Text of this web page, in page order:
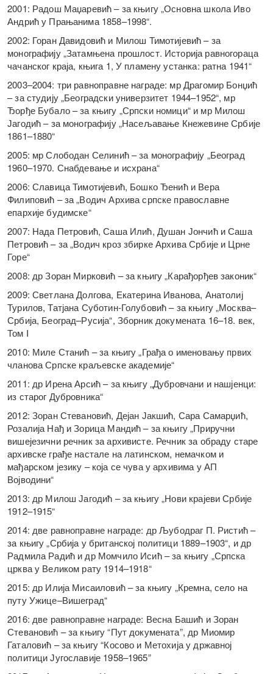
2001: Радош Маџаревић – за књигу „Основна школа Иво
Андрић у Прањанима 1858–1998“.
2002: Горан Давидовић и Милош Тимотијевић – за
монографију „Затамњена прошлост. Историја равногораца
чачанског краја, књига 1, У пламену устанка: ратна 1941“
2003–2004: три равноправне награде: мр Драгомир Бонџић
– за студију „Београдски универзитет 1944–1952“, мр
Ђорђе Бубало – за књигу „Српски номици“ и мр Милош
Јагодић – за монографију „Насељавање Кнежевине Србије
1861–1880“
2005: мр Слободан Селинић – за монографију „Београд
1960–1970. Снабдевање и исхрана“
2006: Славица Тимотијевић, Бошко Ђенић и Вера
Филиповић – за „Водич Архива српске православне
епархије будимске“
2007: Нада Петровић, Саша Илић, Душан Јончић и Саша
Петровић – за „Водич кроз збирке Архива Србије и Црне
Горе“
2008: др Зоран Мирковић – за књигу „Карађорђев законик“
2009: Светлана Долгова, Екатерина Иванова, Анатолиј
Турилов, Татјана Суботин-Голубовић – за књигу „Москва–
Србија, Београд–Русија“, Зборник докумената 16–18. век,
Том I
2010: Миле Станић – за књигу „Грађа о именовању првих
чланова Српске краљевске академије“
2011: др Ирена Арсић – за књигу „Дубровчани и нашјенци:
из старог Дубровника“
2012: Зоран Стевановић, Дејан Јакшић, Сара Самарџић,
Розалија Нађ и Зорица Мандић – за књигу „Приручни
вишејезични речник за архивисте. Речник за обраду старе
архивске грађе настале на латинском, немачком и
мађарском језику – која се чува у архивима у АП
Војводини“
2013: др Милош Јагодић – за књигу „Нови крајеви Србије
1912–1915“
2014: две равноправне награде: др Љубодраг П. Ристић –
за књигу „Србија у британској политици 1889–1903“, и др
Радмила Радић и др Момчило Исић – за књигу „Српска
црква у Великом рату 1914–1918“
2015: др Илија Мисаиловић – за књигу „Кремна, село на
путу Ужице–Вишеград“
2016: две равноправне награде: Весна Башић и Зоран
Стевановић – за књигу “Пут докумената”, др Миомир
Гаталовић – за књигу “Косово и Метохија у државној
политици Југославије 1958–1965”